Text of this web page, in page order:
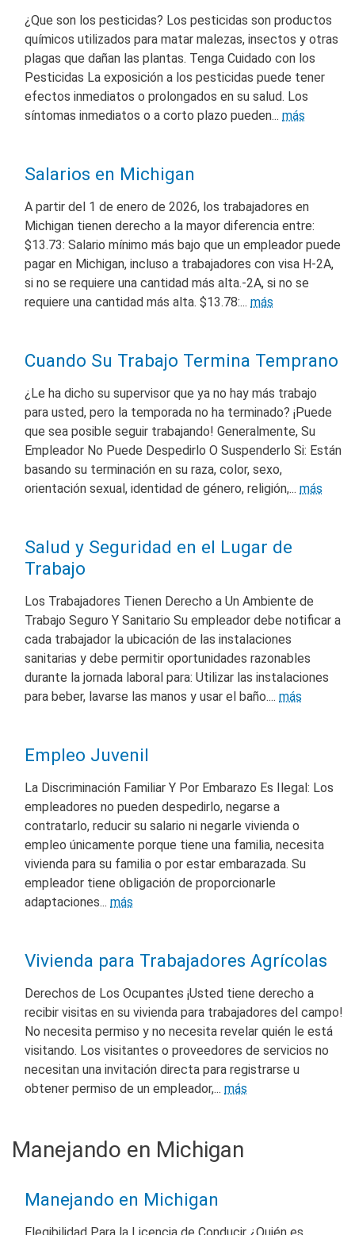
¿Que son los pesticidas? Los pesticidas son productos
químicos utilizados para matar malezas, insectos y otras
plagas que dañan las plantas. Tenga Cuidado con los
Pesticidas La exposición a los pesticidas puede tener
efectos inmediatos o prolongados en su salud. Los
síntomas inmediatos o a corto plazo pueden... más
Salarios en Michigan
A partir del 1 de enero de 2026, los trabajadores en
Michigan tienen derecho a la mayor diferencia entre:
$13.73: Salario mínimo más bajo que un empleador puede
pagar en Michigan, incluso a trabajadores con visa H-2A,
si no se requiere una cantidad más alta.‑2A, si no se
requiere una cantidad más alta. $13.78:... más
Cuando Su Trabajo Termina Temprano
¿Le ha dicho su supervisor que ya no hay más trabajo
para usted, pero la temporada no ha terminado? ¡Puede
que sea posible seguir trabajando! Generalmente, Su
Empleador No Puede Despedirlo O Suspenderlo Si: Están
basando su terminación en su raza, color, sexo,
orientación sexual, identidad de género, religión,... más
Salud y Seguridad en el Lugar de
Trabajo
Los Trabajadores Tienen Derecho a Un Ambiente de
Trabajo Seguro Y Sanitario Su empleador debe notificar a
cada trabajador la ubicación de las instalaciones
sanitarias y debe permitir oportunidades razonables
durante la jornada laboral para: Utilizar las instalaciones
para beber, lavarse las manos y usar el baño.... más
Empleo Juvenil
La Discriminación Familiar Y Por Embarazo Es Ilegal: Los
empleadores no pueden despedirlo, negarse a
contratarlo, reducir su salario ni negarle vivienda o
empleo únicamente porque tiene una familia, necesita
vivienda para su familia o por estar embarazada. Su
empleador tiene obligación de proporcionarle
adaptaciones... más
Vivienda para Trabajadores Agrícolas
Derechos de Los Ocupantes ¡Usted tiene derecho a
recibir visitas en su vivienda para trabajadores del campo!
No necesita permiso y no necesita revelar quién le está
visitando. Los visitantes o proveedores de servicios no
necesitan una invitación directa para registrarse u
obtener permiso de un empleador,... más
Manejando en Michigan
Manejando en Michigan